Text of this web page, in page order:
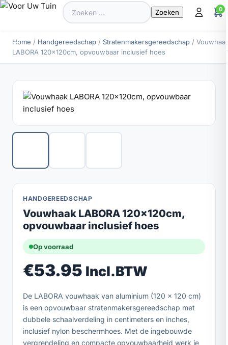
Zoeken
naar:
0
Home / Handgereedschap / Stratenmakersgereedschap /
LABORA 120x120cm, opvouwbaar inclusief hoes
HANDGEREEDSCHAP
Vouwhaak LABORA 120x120cm,
opvouwbaar inclusief hoes
Op voorraad
€53.95 Incl.BTW
De LABORA vouwhaak van aluminium (120 x 120 cm)
is een opvouwbaar stratenmakersgereedschap met
dubbele schaalverdeling in centimeters en inches,
inclusief nylon beschermhoes. Met de ingebouwde
vergrendeling en compacte opvouwbaarheid werk je